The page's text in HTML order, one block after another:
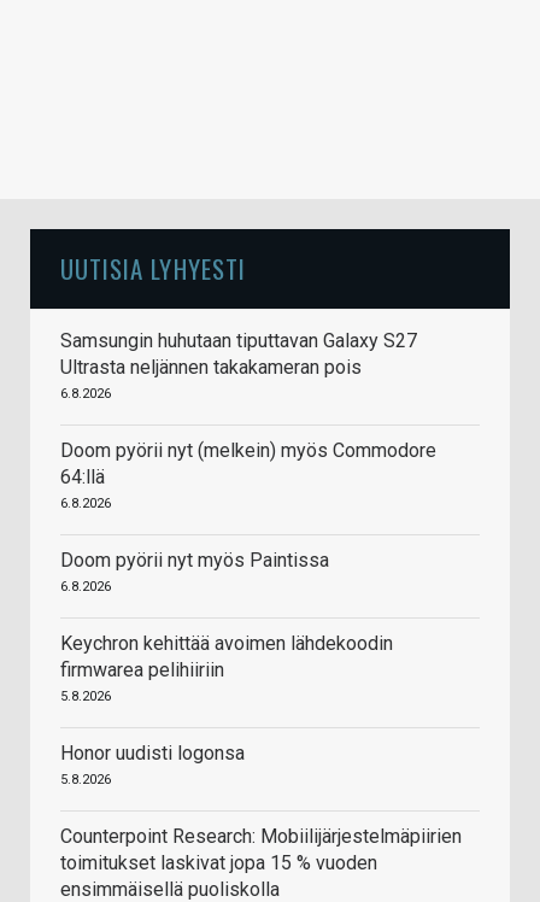
UUTISIA LYHYESTI
Samsungin huhutaan tiputtavan Galaxy S27
Ultrasta neljännen takakameran pois
6.8.2026
Doom pyörii nyt (melkein) myös Commodore
64:llä
6.8.2026
Doom pyörii nyt myös Paintissa
6.8.2026
Keychron kehittää avoimen lähdekoodin
firmwarea pelihiiriin
5.8.2026
Honor uudisti logonsa
5.8.2026
Counterpoint Research: Mobiilijärjestelmäpiirien
toimitukset laskivat jopa 15 % vuoden
ensimmäisellä puoliskolla